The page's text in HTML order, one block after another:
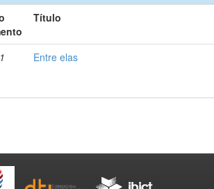
Título
Entre elas